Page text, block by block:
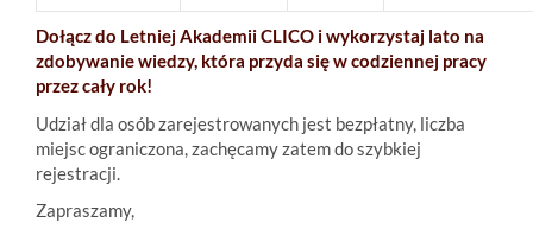
Dołącz do Letniej Akademii CLICO i wykorzystaj lato na
zdobywanie wiedzy, która przyda się w codziennej pracy
przez cały rok!
Udział dla osób zarejestrowanych jest bezpłatny, liczba
miejsc ograniczona, zachęcamy zatem do szybkiej
rejestracji.
Zapraszamy,